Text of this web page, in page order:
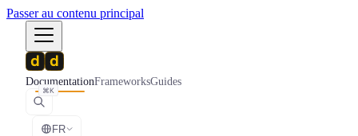
Passer au contenu principal
DocumentationFrameworksGuides
⌘K
FR